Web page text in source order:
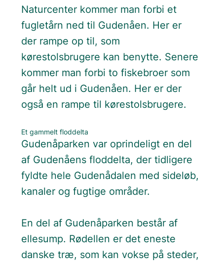
Naturcenter kommer man forbi et
fugletårn ned til Gudenåen. Her er
der rampe op til, som
kørestolsbrugere kan benytte. Senere
kommer man forbi to fiskebroer som
går helt ud i Gudenåen. Her er der
også en rampe til kørestolsbrugere.
Et gammelt floddelta
Gudenåparken var oprindeligt en del
af Gudenåens floddelta, der tidligere
fyldte hele Gudenådalen med sideløb,
kanaler og fugtige områder.
En del af Gudenåparken består af
ellesump. Rødellen er det eneste
danske træ, som kan vokse på steder,